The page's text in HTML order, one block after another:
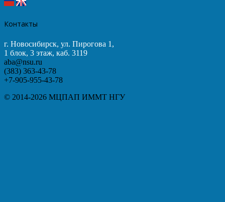
Контакты
г. Новосибирск, ул. Пирогова 1,
1 блок, 3 этаж, каб. 3119
aba@nsu.ru
(383) 363-43-78
+7-905-955-43-78
© 2014-2026 МЦПАП ИММТ НГУ